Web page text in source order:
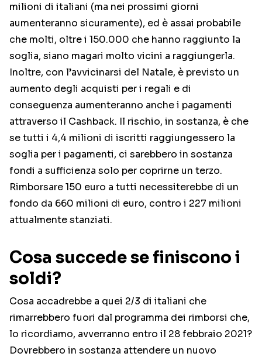
milioni di italiani (ma nei prossimi giorni
aumenteranno sicuramente), ed è assai probabile
che molti, oltre i 150.000 che hanno raggiunto la
soglia, siano magari molto vicini a raggiungerla.
Inoltre, con l’avvicinarsi del Natale, è previsto un
aumento degli acquisti per i regali e di
conseguenza aumenteranno anche i pagamenti
attraverso il Cashback. Il rischio, in sostanza, è che
se tutti i 4,4 milioni di iscritti raggiungessero la
soglia per i pagamenti, ci sarebbero in sostanza
fondi a sufficienza solo per coprirne un terzo.
Rimborsare 150 euro a tutti necessiterebbe di un
fondo da 660 milioni di euro, contro i 227 milioni
attualmente stanziati.
Cosa succede se finiscono i
soldi?
Cosa accadrebbe a quei 2/3 di italiani che
rimarrebbero fuori dal programma dei rimborsi che,
lo ricordiamo, avverranno entro il 28 febbraio 2021?
Dovrebbero in sostanza attendere un nuovo